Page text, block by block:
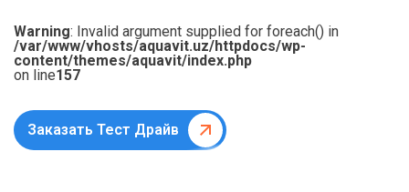
Warning: Invalid argument supplied for foreach() in
/var/www/vhosts/aquavit.uz/httpdocs/wp-
content/themes/aquavit/index.php
on line157
Заказать Тест Драйв